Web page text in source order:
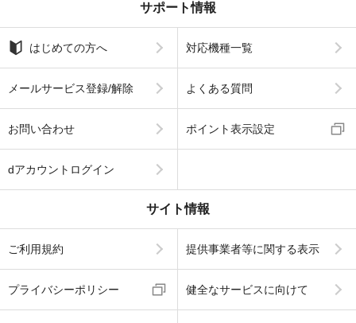
サポート情報
はじめての方へ 対応機種一覧
メールサービス登録/解除 よくある質問
お問い合わせ ポイント表示設定
dアカウントログイン
サイト情報
ご利用規約 提供事業者等に関する表示
プライバシーポリシー 健全なサービスに向けて